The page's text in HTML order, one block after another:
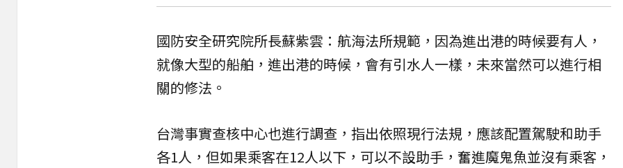
國防安全研究院所長蘇紫雲：航海法所規範，因為進出港的時候要有人，
就像大型的船舶，進出港的時候，會有引水人一樣，未來當然可以進行相
關的修法。
台灣事實查核中心也進行調查，指出依照現行法規，應該配置駕駛和助手
各1人，但如果乘客在12人以下，可以不設助手，奮進魔鬼魚並沒有乘客，